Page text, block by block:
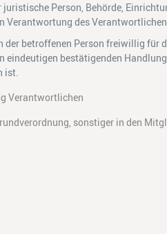
Person, Behörde,
Verantwortung des
betroffenen Person freiwillig für
eindeutigen bestätigenden
ist.
Verantwortlichen
sonstiger in den